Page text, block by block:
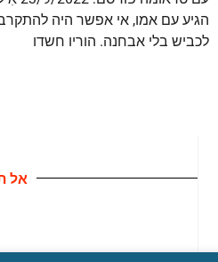
הגיע עם אמו, אי אפשר היה להתקרב
לכביש בלי אבחנה. הוריו חשדו
אל